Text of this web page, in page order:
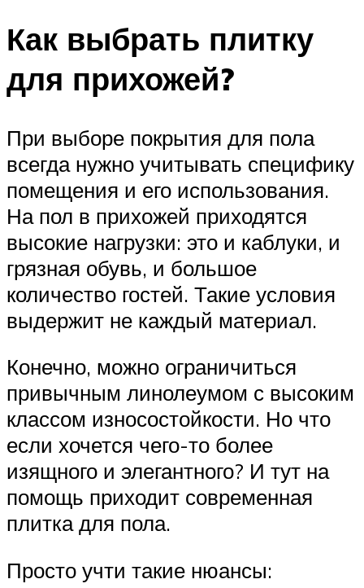
Как выбрать плитку
для прихожей?
При выборе покрытия для пола
всегда нужно учитывать специфику
помещения и его использования.
На пол в прихожей приходятся
высокие нагрузки: это и каблуки, и
грязная обувь, и большое
количество гостей. Такие условия
выдержит не каждый материал.
Конечно, можно ограничиться
привычным линолеумом с высоким
классом износостойкости. Но что
если хочется чего-то более
изящного и элегантного? И тут на
помощь приходит современная
плитка для пола.
Просто учти такие нюансы: